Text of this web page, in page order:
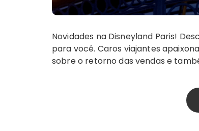
Novidades na Disneyland Paris!
para você. Caros viajantes
sobre o retorno das vendas e